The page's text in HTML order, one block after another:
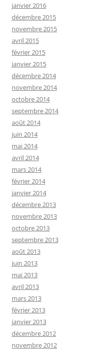
janvier 2016
décembre 2015
novembre 2015
avril 2015
février 2015
janvier 2015
décembre 2014
novembre 2014
octobre 2014
septembre 2014
août 2014
juin 2014
mai 2014
avril 2014
mars 2014
février 2014
janvier 2014
décembre 2013
novembre 2013
octobre 2013
septembre 2013
août 2013
juin 2013
mai 2013
avril 2013
mars 2013
février 2013
janvier 2013
décembre 2012
novembre 2012